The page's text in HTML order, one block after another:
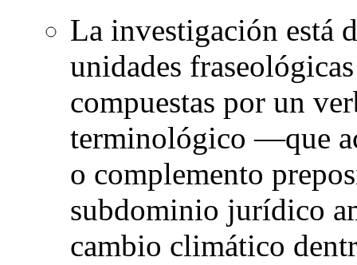
La investigación está
unidades
compuestas por un
terminológico —que
o complemento
subdominio jurídico
cambio climático